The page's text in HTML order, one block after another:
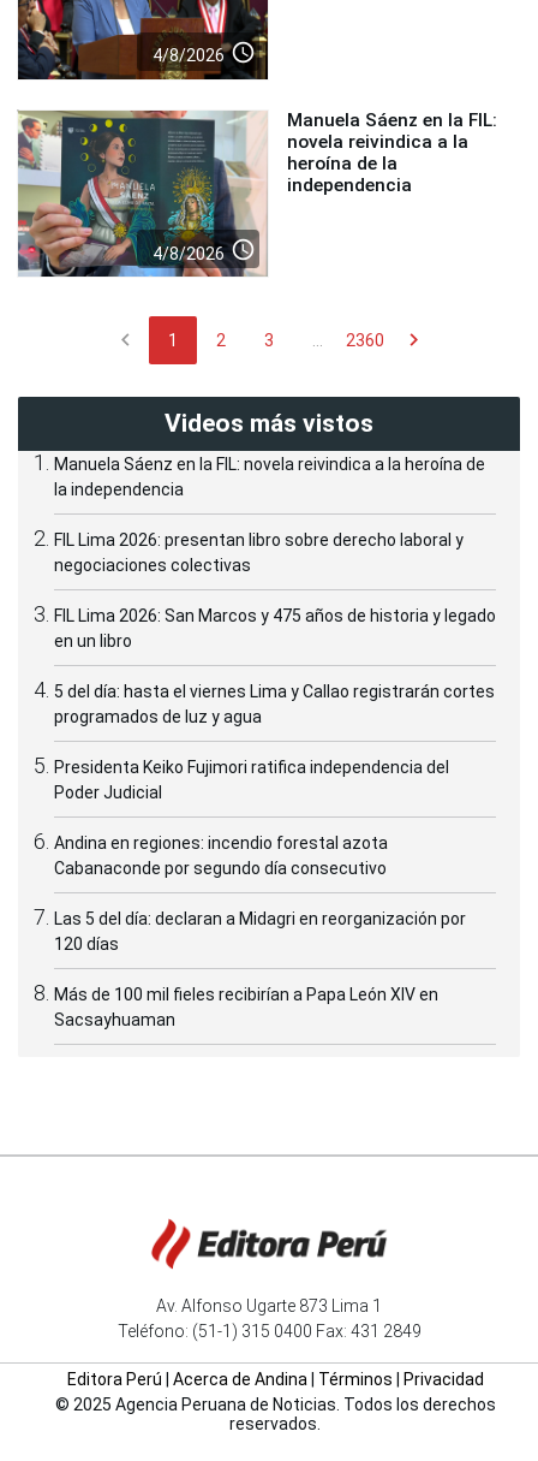
4/8/2026 access_time
4/8/2026 access_time
Manuela Sáenz en la FIL:
novela reivindica a la
heroína de la
independencia
chevron_left 1 2 3 ... 2360 chevron_right
Videos más vistos
Manuela Sáenz en la FIL: novela reivindica a la heroína de
la independencia
FIL Lima 2026: presentan libro sobre derecho laboral y
negociaciones colectivas
FIL Lima 2026: San Marcos y 475 años de historia y legado
en un libro
5 del día: hasta el viernes Lima y Callao registrarán cortes
programados de luz y agua
Presidenta Keiko Fujimori ratifica independencia del
Poder Judicial
Andina en regiones: incendio forestal azota
Cabanaconde por segundo día consecutivo
Las 5 del día: declaran a Midagri en reorganización por
120 días
Más de 100 mil fieles recibirían a Papa León XIV en
Sacsayhuaman
Av. Alfonso Ugarte 873 Lima 1
Teléfono: (51-1) 315 0400 Fax: 431 2849
Editora Perú Acerca de Andina| Términos
Privacidad
© 2025 Agencia Peruana de Noticias. Todos los derechos
reservados.